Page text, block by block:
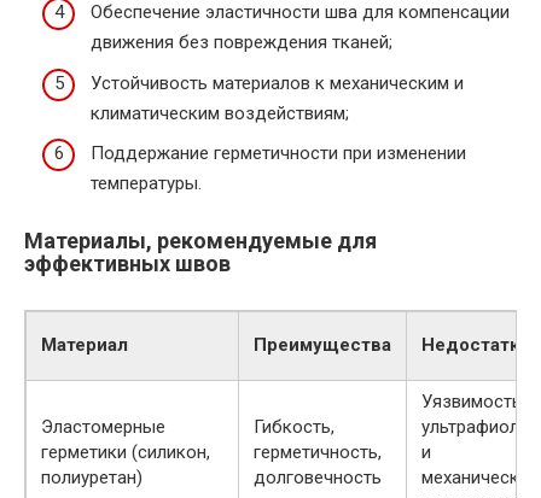
Обеспечение эластичности шва для компенсации
движения без повреждения тканей;
Устойчивость материалов к механическим и
климатическим воздействиям;
Поддержание герметичности при изменении
температуры.
Материалы, рекомендуемые для
эффективных швов
Материал Преимущества Недостатки
Эластомерные
герметики (силикон,
полиуретан)
Гибкость,
герметичность,
долговечность
Уязвимость к
и
механическим